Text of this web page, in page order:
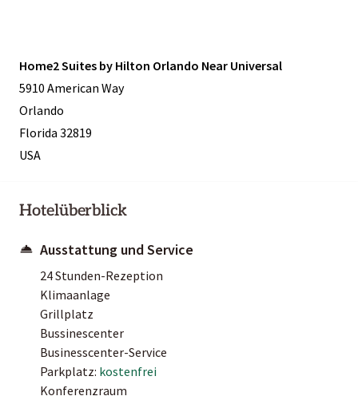
Home2 Suites by Hilton Orlando Near Universal
5910 American Way
Orlando
Florida 32819
USA
Hotelüberblick
Ausstattung und Service
24 Stunden-Rezeption
Klimaanlage
Grillplatz
Bussinescenter
Businesscenter-Service
Parkplatz: kostenfrei
Konferenzraum